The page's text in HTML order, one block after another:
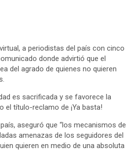
a periodistas del país con cinco
donde advirtió que el
del agrado de quienes no quieren
es sacrificada y se favorece la
el título-reclamo de ¡Ya basta!
aseguró que “los mecanismos de
amenazas de los seguidores del
quieren en medio de una absoluta